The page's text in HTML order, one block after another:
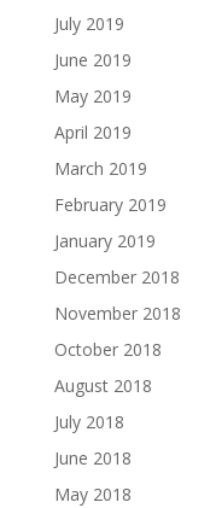
July 2019
June 2019
May 2019
April 2019
March 2019
February 2019
January 2019
December 2018
November 2018
October 2018
August 2018
July 2018
June 2018
May 2018